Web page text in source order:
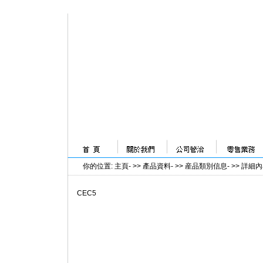
你的位置: 主頁- >> 產品資料- >> 産品類別信息- >> 詳細
CEC5